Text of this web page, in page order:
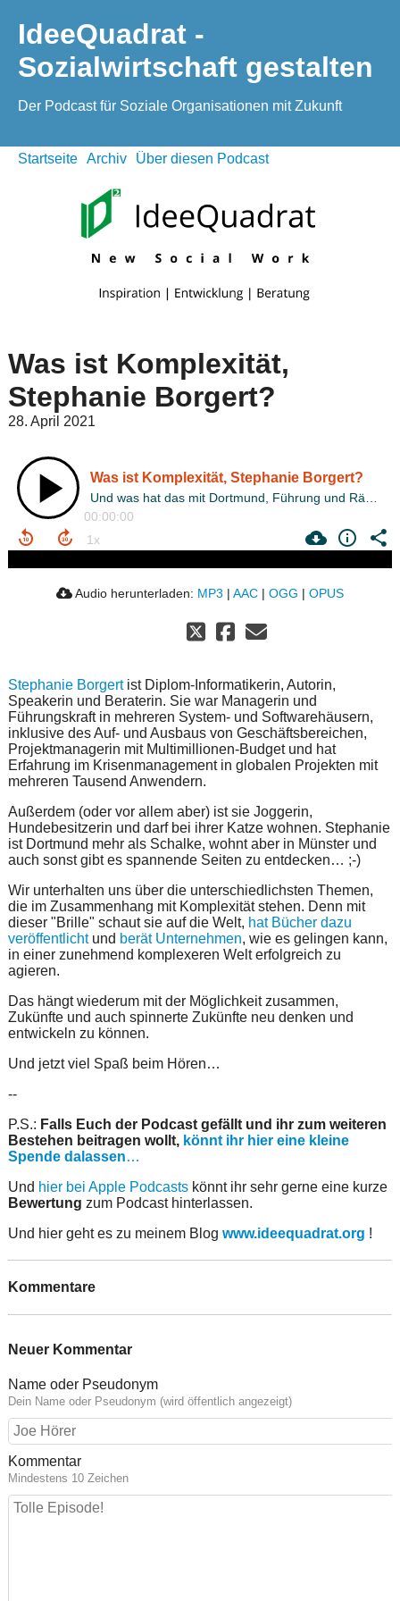
IdeeQuadrat -
Sozialwirtschaft gestalten
Der Podcast für Soziale Organisationen mit Zukunft
Startseite Archiv Über diesen Podcast
Was ist Komplexität,
Stephanie Borgert?
28. April 2021
Was ist Komplexität, Stephanie Borgert?
00:00:00
Audio herunterladen: MP3 | AAC | OGG | OPUS
Stephanie Borgertist Diplom-Informatikerin, Autorin,
Speakerin und Beraterin. Sie war Managerin und
Führungskraft in mehreren System- und Softwarehäusern,
inklusive des Auf- und Ausbaus von Geschäftsbereichen,
Projektmanagerin mit Multimillionen-Budget und hat
Erfahrung im Krisenmanagement in globalen Projekten mit
mehreren Tausend Anwendern.
Außerdem (oder vor allem aber) ist sie Joggerin,
Hundebesitzerin und darf bei ihrer Katze wohnen. Stephanie
ist Dortmund mehr als Schalke, wohnt aber in Münster und
auch sonst gibt es spannende Seiten zu entdecken… ;-)
Wir unterhalten uns über die unterschiedlichsten Themen,
die im Zusammenhang mit Komplexität stehen. Denn mit
dieser "Brille" schaut sie auf die Welt, hat Bücher dazu
veröffentlichtund berät Unternehmen, wie es gelingen kann,
in einer zunehmend komplexeren Welt erfolgreich zu
agieren.
Das hängt wiederum mit der Möglichkeit zusammen,
Zukünfte und auch spinnerte Zukünfte neu denken und
entwickeln zu können.
Und jetzt viel Spaß beim Hören…
--
P.S.: Falls Euch der Podcast gefällt und ihr zum weiteren
Bestehen beitragen wollt, könnt ihr hier eine kleine
Spende dalassen…
Und hier bei Apple Podcasts könnt ihr sehr gerne eine kurze
Bewertung zum Podcast hinterlassen.
Und hier geht es zu meinem Blog www.ideequadrat.org !
Kommentare
Neuer Kommentar
Name oder Pseudonym
Dein Name oder Pseudonym (wird öffentlich angezeigt)
Kommentar
Mindestens 10 Zeichen